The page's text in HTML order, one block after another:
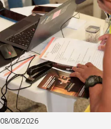
08/08/2026